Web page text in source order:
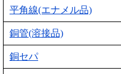
平角線(エナメル品)
銅管(溶接品)
銅セパ